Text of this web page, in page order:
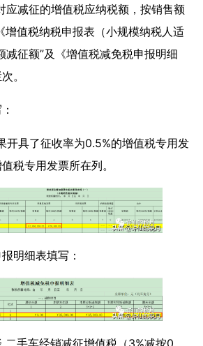
应减征的增值税应纳税额，按销售额
增值税纳税申报表（小规模纳税人适
减征额”及《增值税减免税申报明细
。
开具了征收率为0.5%的增值税专用发
税专用发票所在列。
明细表填写：